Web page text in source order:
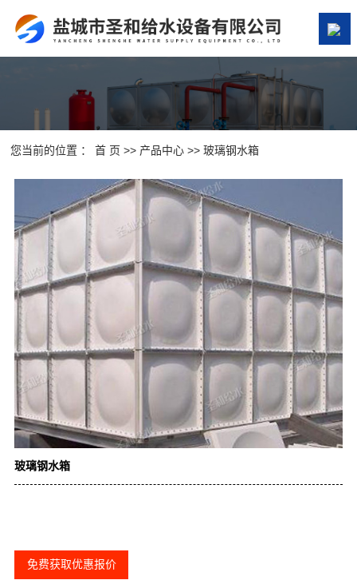
关于我们
产品中心
新闻资讯
在线留言
联系我们
您当前的位置 ：首 页 >> 产品中心 >>玻璃钢水箱
玻璃钢水箱
免费获取优惠报价